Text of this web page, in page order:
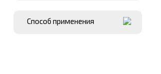
Способ применения